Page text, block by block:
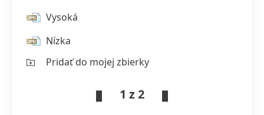
Vysoká
Nízka
Pridať do mojej zbierky
1 z 2